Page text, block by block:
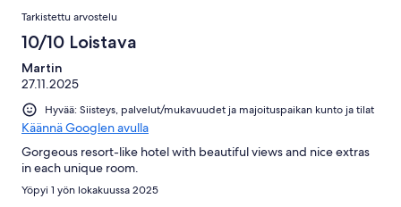
Tarkistettu arvostelu
10/10 Loistava
Martin
27.11.2025
Hyvää: Siisteys, palvelut/mukavuudet ja majoituspaikan kunto ja tilat
Käännä Googlen avulla
Gorgeous resort-like hotel with beautiful views and nice extras
in each unique room.
Yöpyi 1 yön lokakuussa 2025